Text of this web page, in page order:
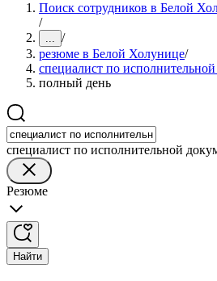
Поиск сотрудников в Белой
/
... /
резюме в Белой Холунице/
специалист по
полный день
специалист по исполнительной
Резюме
Найти